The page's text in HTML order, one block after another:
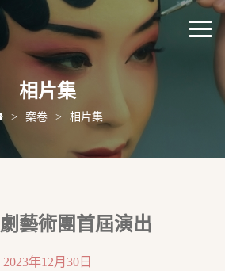
相片集
> 案卷 > 相片集
藝術團首屆演出
2023年12月30日